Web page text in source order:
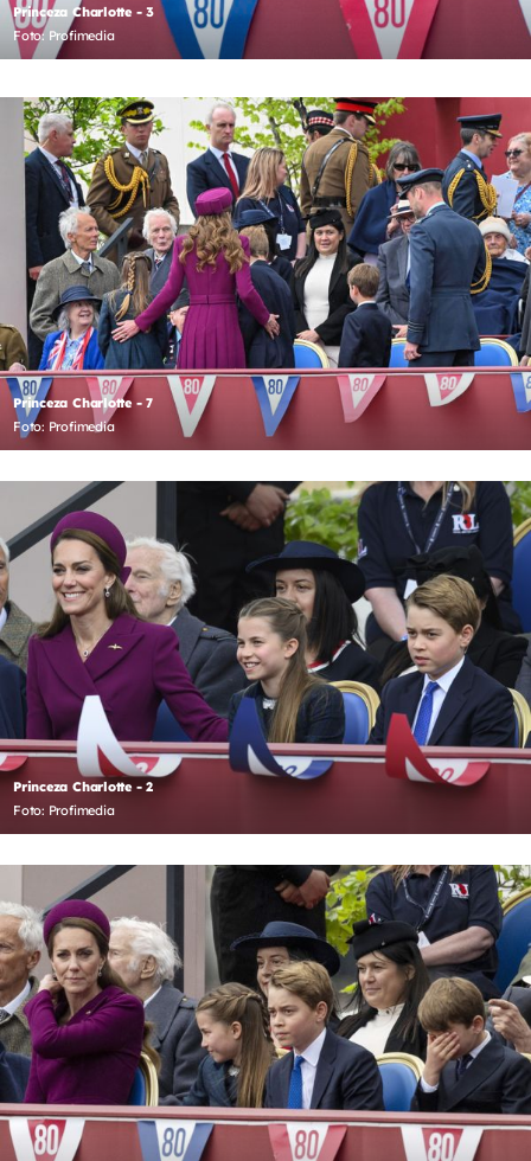
Princeza Charlotte - 3
Foto: Profimedia
Princeza Charlotte - 7
Foto: Profimedia
Princeza Charlotte - 2
Foto: Profimedia